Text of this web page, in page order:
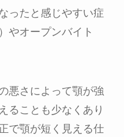
ったと感じやすい症
やオープンバイト
悪さによって顎が強
ることも少なくあり
で顎が短く見える仕